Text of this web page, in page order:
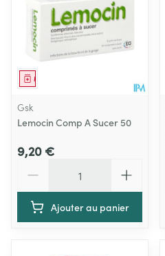
Médicament
Gsk
Lemocin Comp A Sucer 50
9,20 €
Ajouter au panier